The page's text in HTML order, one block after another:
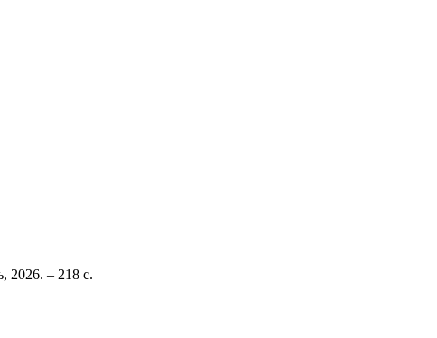
2026. – 218 с.